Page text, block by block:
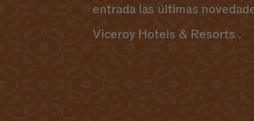
entrada las últimas
Viceroy Hotels & Resorts .